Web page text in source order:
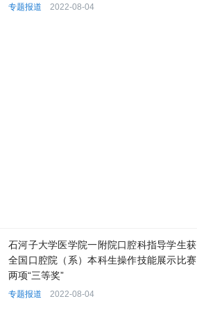
专题报道 2022-08-04
石河子大学医学院一附院口腔科指导学生获
全国口腔院（系）本科生操作技能展示比赛
两项“三等奖”
专题报道 2022-08-04